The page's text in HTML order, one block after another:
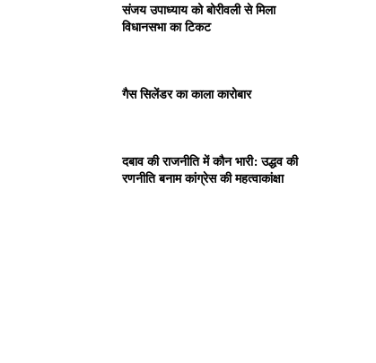
संजय उपाध्याय को बोरीवली से मिला
विधानसभा का टिकट
गैस सिलेंडर का काला कारोबार
दबाव की राजनीति में कौन भारी: उद्धव की
रणनीति बनाम कांग्रेस की महत्वाकांक्षा